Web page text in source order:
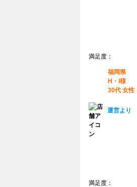
満足度：
福岡県
H・I様
30代 女性
運営より
満足度：